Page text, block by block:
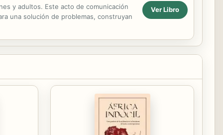
y adultos. Este acto de comunicación
una solución de problemas, construyan
Ver Libro